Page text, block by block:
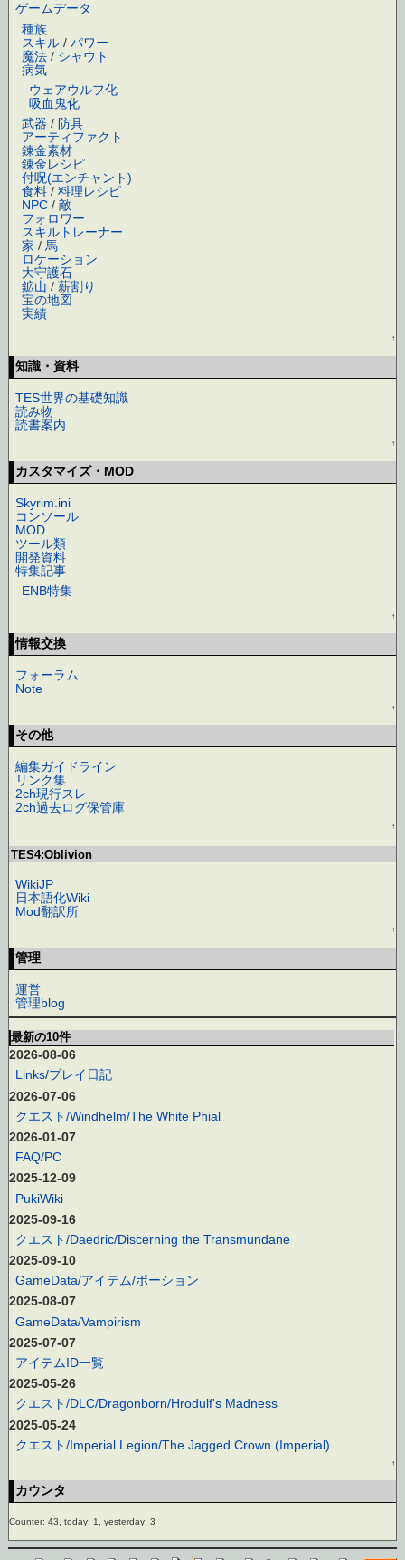
ゲームデータ
種族
スキル /パワー
魔法 / シャウト
病気
ウェアウルフ化
吸血鬼化
武器 / 防具
アーティファクト
錬金素材
錬金レシピ
付呪(エンチャント)
食料 /料理レシピ
NPC /敵
フォロワー
スキルトレーナー
家 / 馬
ロケーション
大守護石
鉱山 /薪割り
宝の地図
実績
↑
知識・資料
TES世界の基礎知識
読み物
読書案内
↑
カスタマイズ・MOD
Skyrim.ini
コンソール
MOD
ツール類
開発資料
特集記事
ENB特集
↑
情報交換
フォーラム
Note
↑
その他
編集ガイドライン
リンク集
2ch現行スレ
2ch過去ログ保管庫
↑
TES4:Oblivion
WikiJP
日本語化Wiki
Mod翻訳所
↑
管理
運営
管理blog
最新の10件
2026-08-06
Links/プレイ日記
2026-07-06
クエスト/Windhelm/The White Phial
2026-01-07
FAQ/PC
2025-12-09
PukiWiki
2025-09-16
クエスト/Daedric/Discerning the Transmundane
2025-09-10
GameData/アイテム/ポーション
2025-08-07
GameData/Vampirism
2025-07-07
アイテムID一覧
2025-05-26
クエスト/DLC/Dragonborn/Hrodulf's Madness
2025-05-24
クエスト/Imperial Legion/The Jagged Crown (Imperial)
↑
カウンタ
Counter: 43, today: 1, yesterday: 3